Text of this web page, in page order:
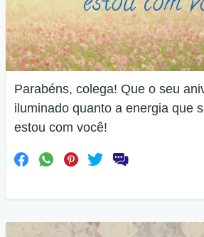
Parabéns, colega! Que o seu
iluminado quanto a energia que
estou com você!